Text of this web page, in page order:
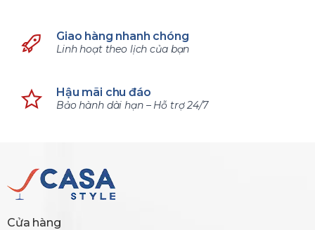
Giao hàng nhanh chóng
Linh hoạt theo lịch của bạn
Hậu mãi chu đáo
Bảo hành dài hạn – Hỗ trợ 24/7
Cửa hàng